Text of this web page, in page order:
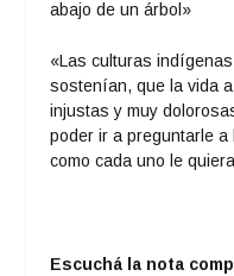
abajo de un árbol»
«Las culturas
sostenían, que la vida
injustas y muy
poder ir a preguntarle
como cada uno le
Escuchá la nota